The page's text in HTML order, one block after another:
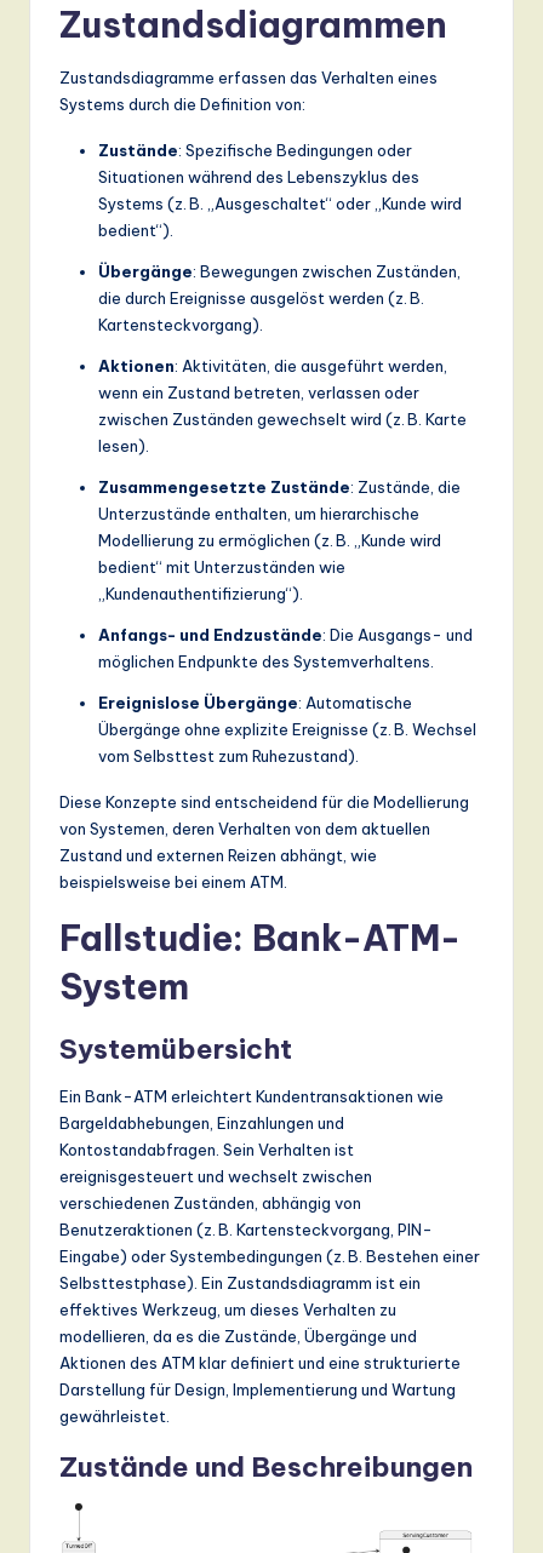
D
ig
Zustandsdiagrammen
Zustandsdiagramme erfassen das Verhalten eines
Systems durch die Definition von:
Zustände: Spezifische Bedingungen oder
Situationen während des Lebenszyklus des
Systems (z. B. „Ausgeschaltet“ oder „Kunde wird
bedient“).
Übergänge: Bewegungen zwischen Zuständen,
die durch Ereignisse ausgelöst werden (z. B.
Kartensteckvorgang).
Aktionen: Aktivitäten, die ausgeführt werden,
wenn ein Zustand betreten, verlassen oder
zwischen Zuständen gewechselt wird (z. B. Karte
lesen).
Zusammengesetzte Zustände: Zustände, die
Unterzustände enthalten, um hierarchische
Modellierung zu ermöglichen (z. B. „Kunde wird
bedient“ mit Unterzuständen wie
„Kundenauthentifizierung“).
Anfangs- und Endzustände: Die Ausgangs- und
möglichen Endpunkte des Systemverhaltens.
Ereignislose Übergänge: Automatische
Übergänge ohne explizite Ereignisse (z. B. Wechsel
vom Selbsttest zum Ruhezustand).
Diese Konzepte sind entscheidend für die Modellierung
von Systemen, deren Verhalten von dem aktuellen
Zustand und externen Reizen abhängt, wie
beispielsweise bei einem ATM.
Fallstudie: Bank-ATM-
System
Systemübersicht
Ein Bank-ATM erleichtert Kundentransaktionen wie
Bargeldabhebungen, Einzahlungen und
Kontostandabfragen. Sein Verhalten ist
ereignisgesteuert und wechselt zwischen
verschiedenen Zuständen, abhängig von
Benutzeraktionen (z. B. Kartensteckvorgang, PIN-
Eingabe) oder Systembedingungen (z. B. Bestehen einer
Selbsttestphase). Ein Zustandsdiagramm ist ein
effektives Werkzeug, um dieses Verhalten zu
modellieren, da es die Zustände, Übergänge und
Aktionen des ATM klar definiert und eine strukturierte
Darstellung für Design, Implementierung und Wartung
gewährleistet.
Zustände und Beschreibungen